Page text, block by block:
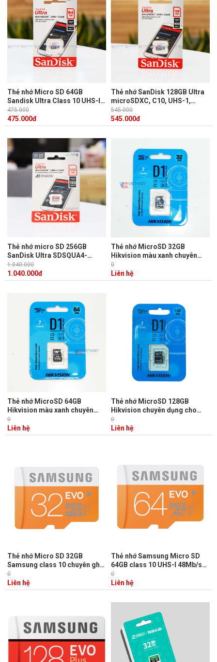
Thẻ nhớ Micro SD 64GB
Sandisk Ultra Class 10 UHS-I
100Mb/s chuyên dùng ghi hình
cho camera IP
475.000
475.000đ
Thẻ nhớ SanDisk 128GB Ultra
microSDXC, C10, UHS-1,
100MB/s R, 4x6, SDSQUNR-
128G-GN6MN
545.000
545.000đ
Thẻ nhớ micro SD 256GB
SanDisk Ultra SDSQUA4-
256G-GN6MN tốc độ đọc 150
MB/s
1.040.000
1.040.000đ
Thẻ nhớ MicroSD 32GB
Hikvision màu xanh chuyên
dụng camera HS-TF-
D1(STD)/32G tốc độ đọc
92MB/s, tốc độ ghi 25MB/s
0
Liên hệ
Thẻ nhớ MicroSD 64GB
Hikvision màu xanh chuyên
dụng camera HS-TF-
D1(STD)/64G tốc độ ghi
40MB/s, tốc độ đọc 92MB/s
0
Liên hệ
Thẻ nhớ MicroSD 128GB
Hikvision chuyên dụng cho
camera HS-TF-D1(STD)/128G
tốc độ ghi 50MB/s, tốc độ đọc
92MB/s
0
Liên hệ
Thẻ nhớ Micro SD 32GB
Samsung class 10 chuyên ghi
hình cho camera IP
0
Liên hệ
Thẻ nhớ Samsung Micro SD
64GB class 10 UHS-I 48Mb/s
chuyên dùng ghi hình cho
camera IP
0
Liên hệ